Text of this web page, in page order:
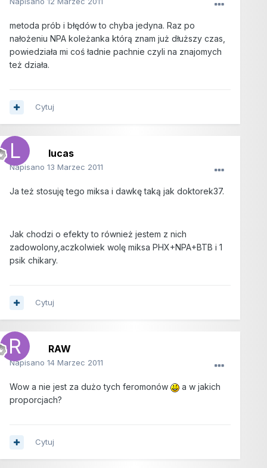
metoda prób i błędów to chyba jedyna. Raz po
nałożeniu NPA koleżanka którą znam już dłuższy czas,
powiedziała mi coś ładnie pachnie czyli na znajomych
też działa.
Cytuj
lucas
Napisano 13 Marzec 2011
Ja też stosuję tego miksa i dawkę taką jak doktorek37.
Jak chodzi o efekty to również jestem z nich
zadowolony,aczkolwiek wolę miksa PHX+NPA+BTB i 1
psik chikary.
Cytuj
RAW
Napisano 14 Marzec 2011
Wow a nie jest za dużo tych feromonów
a w jakich
proporcjach?
Cytuj